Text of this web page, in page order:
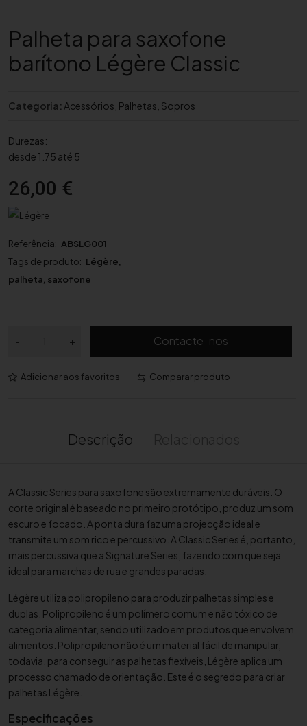
Palheta para saxofone
barítono Légère Classic
Categoria: Acessórios Palhetas Sopros
Durezas:
desde 1.75 até 5
26,00 €
Referência: ABSLG001
Tags de produto: Légère
palheta saxofone
-
n
d
e
P
a
l
e
t
a
p
a
r
a
s
+ Contacte-nos
Adicionar aos favoritos Comparar produto
Descrição
A Classic Series para saxofone são extremamente duráveis. O
corte original é baseado no primeiro protótipo, produz um som
escuro e focado. A ponta dura faz uma projecção ideal e
transmite um som rico e percussivo. A Classic Series é, portanto,
mais percussiva que a Signature Series, fazendo com que seja
ideal para marchas de rua e grandes paradas.
Légère utiliza polipropileno para produzir palhetas simples e
duplas. Polipropileno é um polímero comum e não tóxico de
categoria alimentar, sendo utilizado em produtos que envolvem
alimentos. Polipropileno não é um material fácil de manipular,
todavia, para conseguir as palhetas flexíveis, Légère aplica um
processo chamado de orientação. Este é o segredo para criar
palhetas Légère.
Especificações